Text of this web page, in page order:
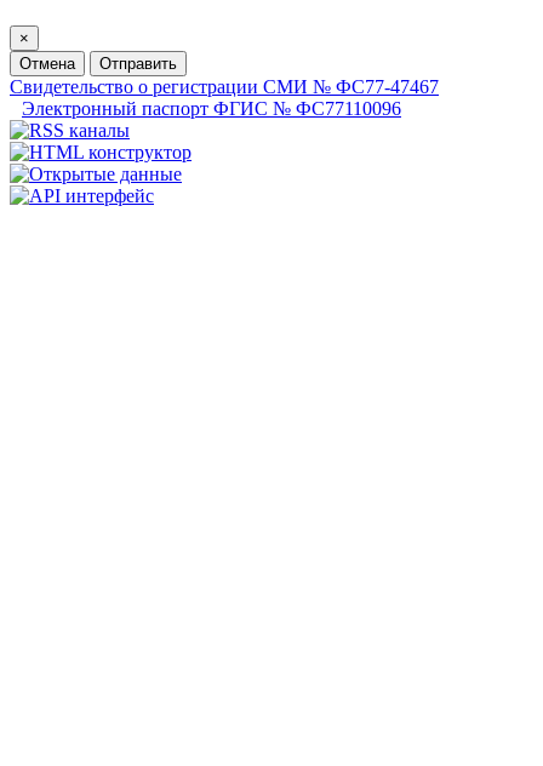
×
Отмена
Отправить
Свидетельство о регистрации СМИ № ФС77-47467
Электронный паспорт ФГИС № ФС77110096